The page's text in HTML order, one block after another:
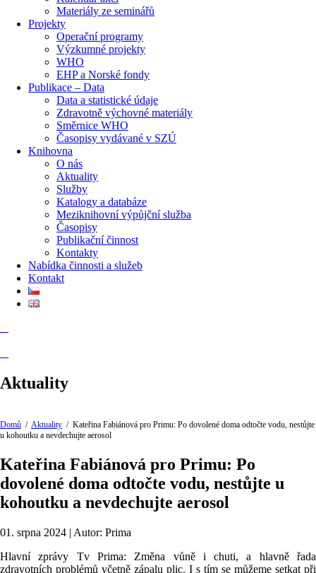
Materiály ze seminářů
Projekty
Operační programy
Výzkumné projekty
WHO
EHP a Norské fondy
Publikace – Data
Data a statistické údaje
Zdravotně výchovné materiály
Směrnice WHO
Časopisy vydávané v SZÚ
Knihovna
O nás
Aktuality
Služby
Katalogy a databáze
Meziknihovní výpůjční služba
Časopisy
Publikační činnost
Kontakty
Nabídka činnosti a služeb
Kontakt
Aktuality
Domů / Aktuality / Kateřina Fabiánová pro Primu: Po dovolené doma odtočte vodu, nestůjte
u kohoutku a nevdechujte aerosol
Kateřina Fabiánová pro Primu: Po
dovolené doma odtočte vodu, nestůjte u
kohoutku a nevdechujte aerosol
01. srpna 2024 | Autor: Prima
Hlavní zprávy Tv Prima: Změna vůně i chuti, a hlavně řada
zdravotních problémů včetně zápalu plic. I s tím se můžeme setkat při